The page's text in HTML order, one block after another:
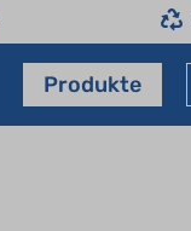
Produkte